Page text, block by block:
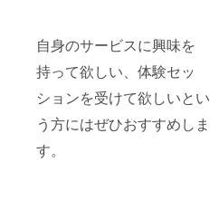
自身のサービスに興味を
持って欲しい、体験セッ
ションを受けて欲しいとい
う方にはぜひおすすめしま
す。